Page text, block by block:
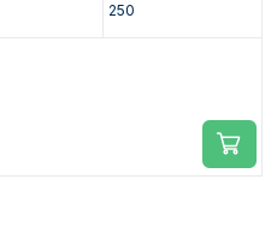
250